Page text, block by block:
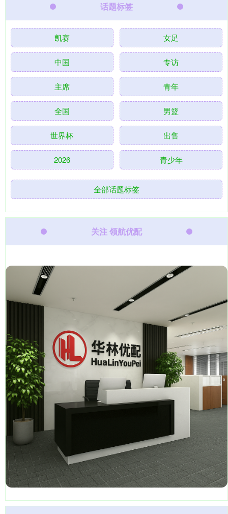
话题标签
凯赛 女足
中国 专访
主席 青年
全国 男篮
世界杯 出售
2026 青少年
全部话题标签
关注 领航优配